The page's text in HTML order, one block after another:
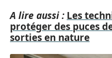
A lire aussi : Les
protéger des puces
sorties en nature